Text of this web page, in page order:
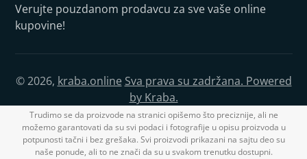
Verujte pouzdanom prodavcu za sve vaše online
kupovine!
© 2026, kraba.online Sva prava su zadržana. Powered
by Kraba.
Trudimo se da proizvode na stranici opišemo što preciznije, ali ne
možemo garantovati da su svi podaci i fotografije u opisu proizvoda u
potpunosti tačni i bez grešaka. Svi proizvodi prikazani na sajtu deo su
naše ponude, ali to ne znači da su u svakom trenutku dostupni.